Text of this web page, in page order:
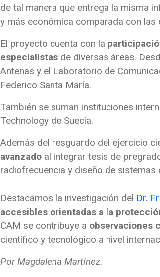
de tal manera que entrega la misma
y más económica comparada con las
El proyecto cuenta con la
especialistas de diversas áreas.
Antenas y el Laboratorio de
Federico Santa María.
También se suman instituciones
Technology de Suecia.
Además del resguardo del ejercicio
avanzado al integrar tesis de
radiofrecuencia y diseño de
Destacamos la investigación del Dr.
accesibles orientadas a la
CAM se contribuye a observaciones
científico y tecnológico a nivel
Por Magdalena Martínez.